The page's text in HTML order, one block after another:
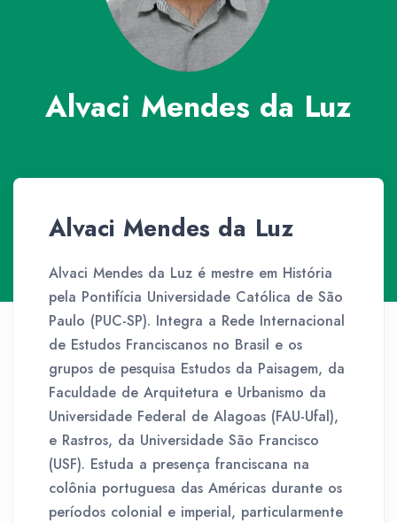
Alvaci Mendes da Luz
Alvaci Mendes da Luz
Alvaci Mendes da Luz é mestre em História
pela Pontifícia Universidade Católica de São
Paulo (PUC-SP). Integra a Rede Internacional
de Estudos Franciscanos no Brasil e os
grupos de pesquisa Estudos da Paisagem, da
Faculdade de Arquitetura e Urbanismo da
Universidade Federal de Alagoas (FAU-Ufal),
e Rastros, da Universidade São Francisco
(USF). Estuda a presença franciscana na
colônia portuguesa das Américas durante os
períodos colonial e imperial, particularmente